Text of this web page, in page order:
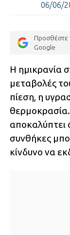
06/06/
Προσθέστε
Google
Η ημικρανία
μεταβολές
πίεση, η
αποκαλύπτει
συνθήκες
κίνδυνο να